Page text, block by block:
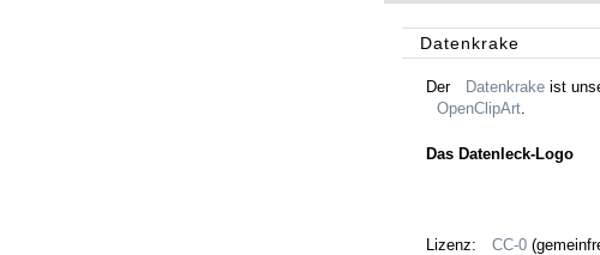
Datenkrake
Der Datenkrakeist
OpenClipArt.
Das Datenleck-Logo
Lizenz: CC-0